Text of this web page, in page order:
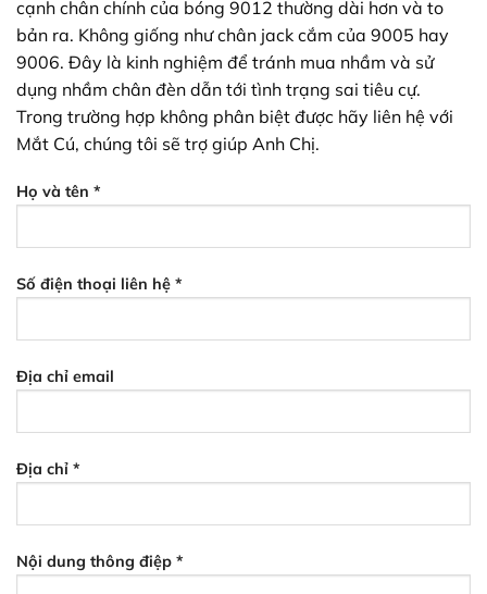
cạnh chân chính của bóng 9012 thường dài hơn và to
bản ra. Không giống như chân jack cắm của 9005 hay
9006. Đây là kinh nghiệm để tránh mua nhầm và sử
dụng nhầm chân đèn dẫn tới tình trạng sai tiêu cự.
Trong trường hợp không phân biệt được hãy liên hệ với
Mắt Cú, chúng tôi sẽ trợ giúp Anh Chị.
Họ và tên *
Số điện thoại liên hệ *
Địa chỉ email
Địa chỉ *
Nội dung thông điệp *